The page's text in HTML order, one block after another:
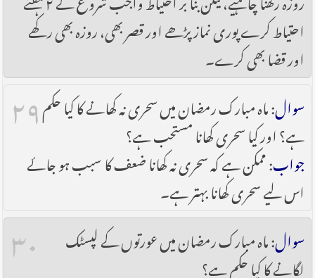
احتیاط کرے پوری نماز پڑھے اور قصر بھی، روزہ بھی رکھے
اور قضا بھی کرے۔
۲۹ سوال: ماہ مبارک رمضان میں سحری نہ کھانے کا کیا حکم
ہے؟ اور کیا سحری کھانا مستحب ہے؟
جواب: ممکن ہے کہ سحری نہ کھانا ضعف کا سبب ہو جائے
اس لیے سحری کھانا بہتر ہے۔
۳۰ سوال: ماہ مبارک رمضان میں عورتوں کے لپسٹک
لگانے کا کیا حکم ہے؟